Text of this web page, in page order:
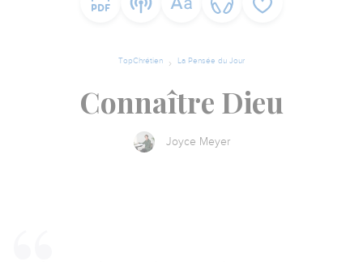
TopChrétien La Pensée du Jour
Connaître Dieu
Joyce Meyer